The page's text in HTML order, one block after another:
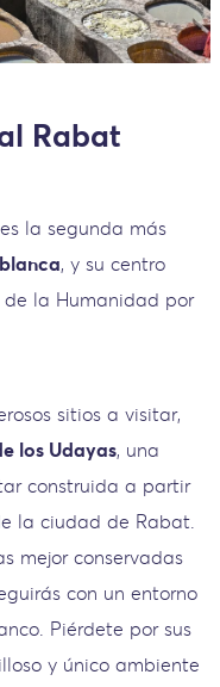
Rabat
la segunda más
, y su centro
la Humanidad por
sitios a visitar,
los Udayas, una
construida a partir
la ciudad de Rabat.
mejor conservadas
con un entorno
Piérdete por sus
y único ambiente